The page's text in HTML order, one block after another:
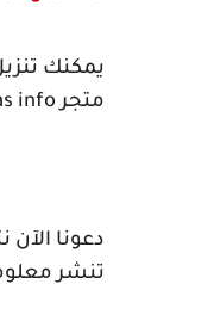
يمكنك
متجرinfo
دعونا
تنشر